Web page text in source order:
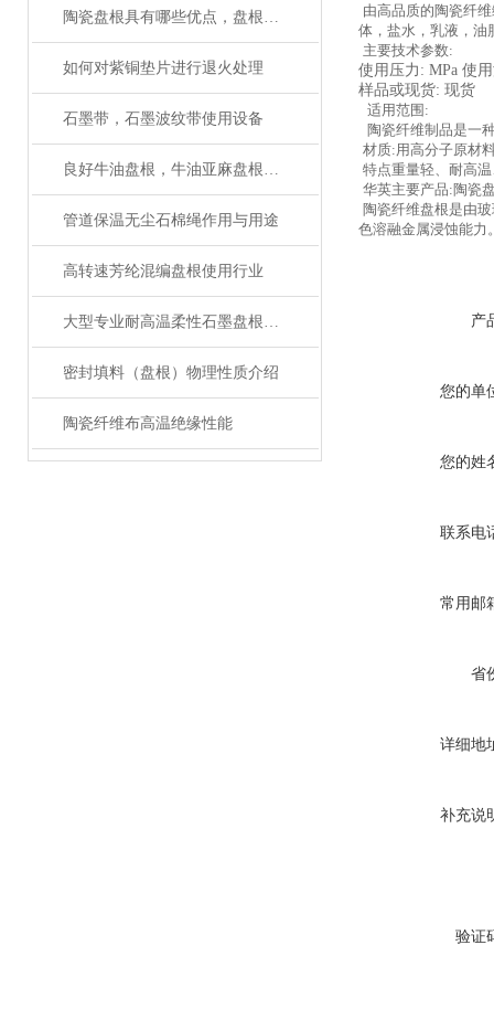
陶瓷盘根具有哪些优点，盘根填料的分类有哪些
如何对紫铜垫片进行退火处理
石墨带，石墨波纹带使用设备
良好牛油盘根，牛油亚麻盘根哪里生产河北华英
管道保温无尘石棉绳作用与用途
高转速芳纶混编盘根使用行业
大型专业耐高温柔性石墨盘根厂家（质量可靠）
密封填料（盘根）物理性质介绍
陶瓷纤维布高温绝缘性能
由高品质的陶瓷纤
体，盐水，乳液，油
主要技术参数:
使用压力: MPa 使
样品或现货: 现货
适用范围:
陶瓷纤维制品是一
材质:用高分子原材
特点重量轻、耐高
华英主要产品:陶瓷
陶瓷纤维盘根是由
色溶融金属浸蚀能力
产
您的单
您的姓
联系电
常用邮
省
详细地
补充说
验证